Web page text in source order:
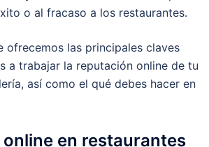
o al fracaso a los restaurantes.
ofrecemos las principales claves
a trabajar la reputación online de tu
así como el qué debes hacer en
en restaurantes